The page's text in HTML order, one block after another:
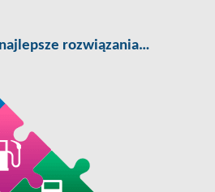
rozwiązania…